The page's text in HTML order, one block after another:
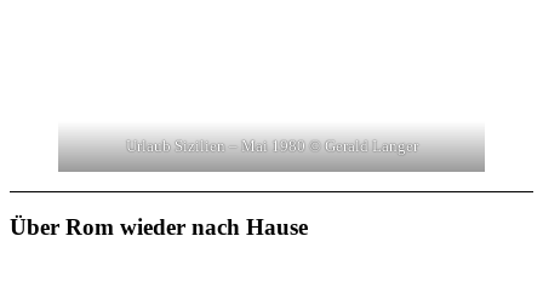
Urlaub Sizilien – Mai 1980 © Gerald Langer
Über Rom wieder nach Hause